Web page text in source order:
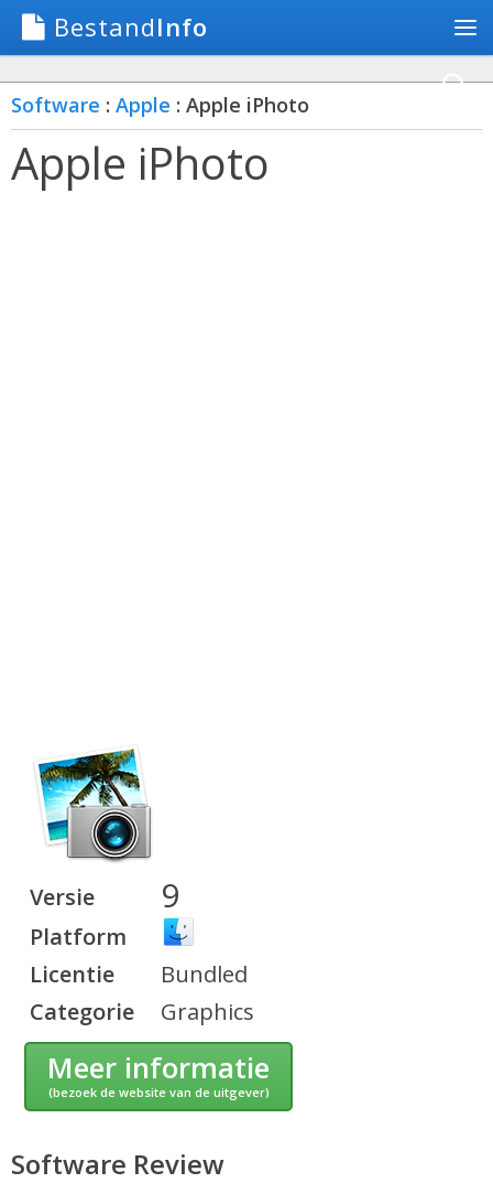
BestandInfo
Software : Apple : Apple iPhoto
Apple iPhoto
Versie 9
Platform
Licentie
Bundled
Categorie
Graphics
Meer informatie
(bezoek de website van de uitgever)
Software Review